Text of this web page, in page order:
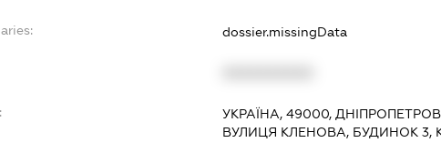
dossier.missingData
УКРАЇНА, 49000,
ВУЛИЦЯ КЛЕНОВА, БУДИНОК 3,